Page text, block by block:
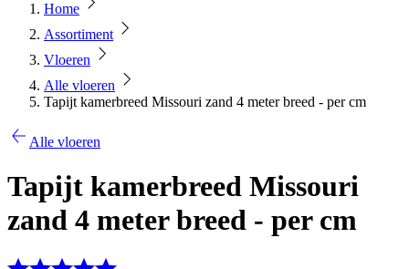
Home
Assortiment
Vloeren
Alle vloeren
Tapijt kamerbreed Missouri zand 4 meter breed - per cm
Alle vloeren
Tapijt kamerbreed Missouri
zand 4 meter breed - per cm